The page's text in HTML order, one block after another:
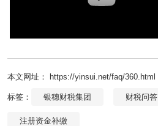
本文网址： https://yinsui.net/faq/360.html
标签： 银穗财税集团 财税问答
注册资金补缴